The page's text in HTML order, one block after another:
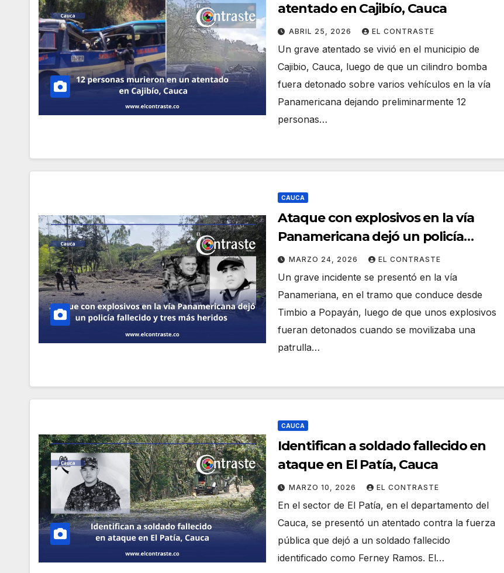
atentado en Cajibío, Cauca
ABRIL 25, 2026 EL CONTRASTE
Un grave atentado se vivió en el municipio de
Cajibio, Cauca, luego de que un cilindro bomba
fuera detonado sobre varios vehículos en la vía
Panamericana dejando preliminarmente 12
personas…
CAUCA
Ataque con explosivos en la vía
Panamericana dejó un policía
fallecido y tres más heridos
MARZO 24, 2026 EL CONTRASTE
Un grave incidente se presentó en la vía
Panameriana, en el tramo que conduce desde
Timbio a Popayán, luego de que unos explosivos
fueran detonados cuando se movilizaba una
patrulla…
CAUCA
Identifican a soldado fallecido en
ataque en El Patía, Cauca
MARZO 10, 2026 EL CONTRASTE
En el sector de El Patía, en el departamento del
Cauca, se presentó un atentado contra la fuerza
pública que dejó a un soldado fallecido
identificado como Ferney Ramos. El…